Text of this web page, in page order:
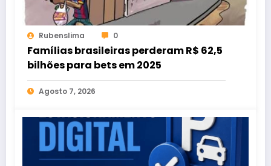
Rubenslima 0
Famílias brasileiras perderam R$ 62,5
bilhões para bets em 2025
Agosto 7, 2026